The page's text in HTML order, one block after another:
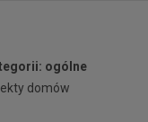
ogólne
domów